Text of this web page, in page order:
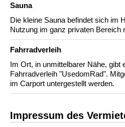
Sauna
Die kleine Sauna befindet sich im
Nutzung im ganz privaten Bereich
Fahrradverleih
Im Ort, in unmittelbarer Nähe, gibt
Fahrradverleih "UsedomRad".
im Carport untergestellt werden.
Impressum des